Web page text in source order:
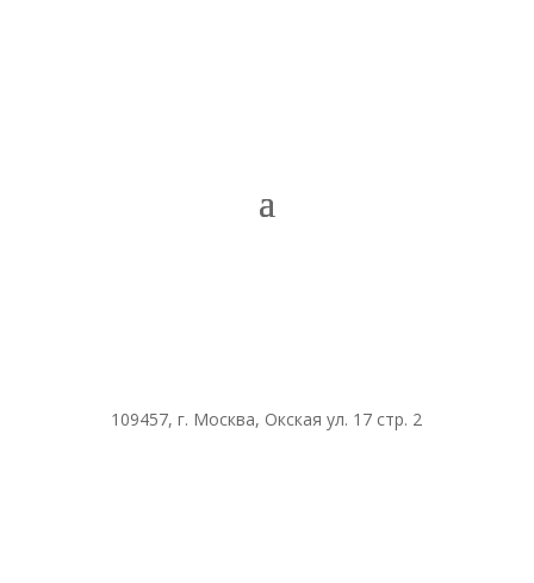
109457, г. Москва, Окская ул. 17 стр. 2